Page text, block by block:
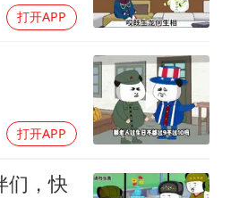
打开APP
打开APP
们，快